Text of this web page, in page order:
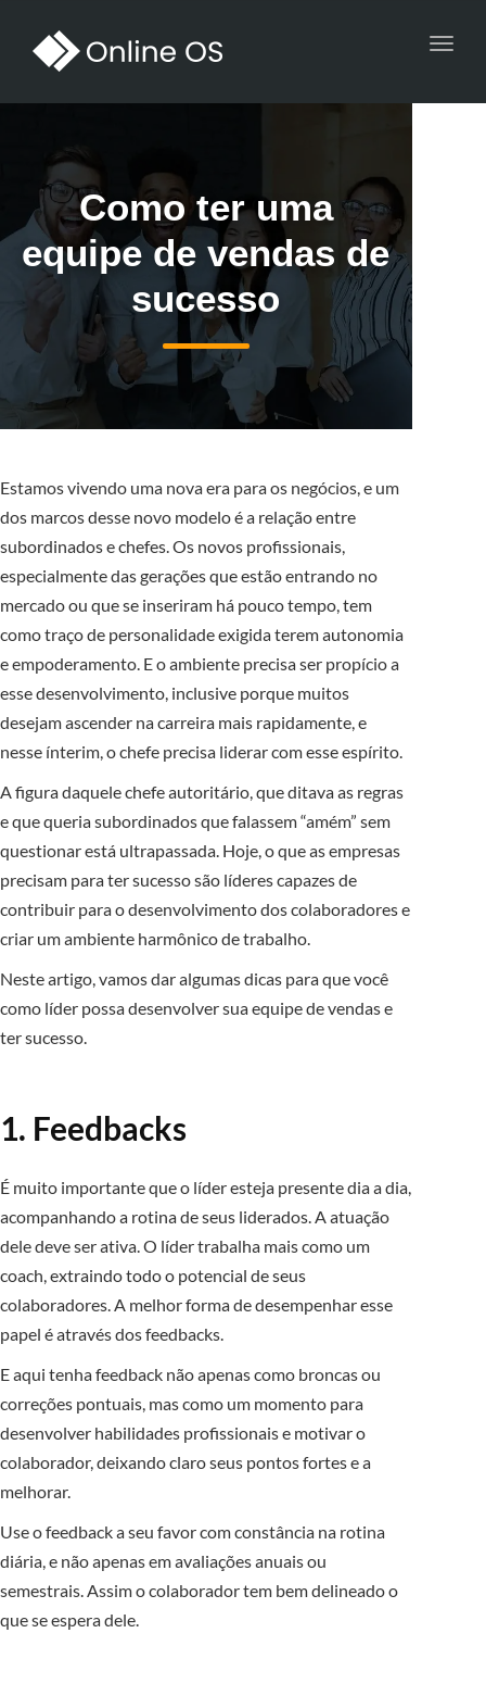
Como ter uma
equipe de vendas de
sucesso
Estamos vivendo uma nova era para os negócios, e um
dos marcos desse novo modelo é a relação entre
subordinados e chefes. Os novos profissionais,
especialmente das gerações que estão entrando no
mercado ou que se inseriram há pouco tempo, tem
como traço de personalidade exigida terem autonomia
e empoderamento. E o ambiente precisa ser propício a
esse desenvolvimento, inclusive porque muitos
desejam ascender na carreira mais rapidamente, e
nesse ínterim, o chefe precisa liderar com esse espírito.
A figura daquele chefe autoritário, que ditava as regras
e que queria subordinados que falassem “amém” sem
questionar está ultrapassada. Hoje, o que as empresas
precisam para ter sucesso são líderes capazes de
contribuir para o desenvolvimento dos colaboradores e
criar um ambiente harmônico de trabalho.
Neste artigo, vamos dar algumas dicas para que você
como líder possa desenvolver sua equipe de vendas e
ter sucesso.
1. Feedbacks
É muito importante que o líder esteja presente dia a dia,
acompanhando a rotina de seus liderados. A atuação
dele deve ser ativa. O líder trabalha mais como um
coach, extraindo todo o potencial de seus
colaboradores. A melhor forma de desempenhar esse
papel é através dos feedbacks.
E aqui tenha feedback não apenas como broncas ou
correções pontuais, mas como um momento para
desenvolver habilidades profissionais e motivar o
colaborador, deixando claro seus pontos fortes e a
melhorar.
Use o feedback a seu favor com constância na rotina
diária, e não apenas em avaliações anuais ou
semestrais. Assim o colaborador tem bem delineado o
que se espera dele.